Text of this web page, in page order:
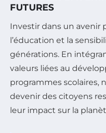
FUTURES
Investir dans un avenir
l’éducation et la
générations. En
valeurs liées au
programmes scolaires,
devenir des citoyens
leur impact sur la